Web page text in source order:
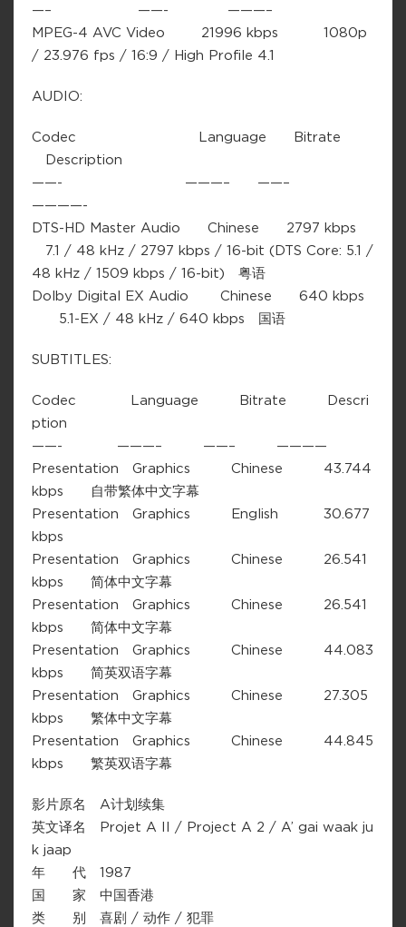
—– ——- ———–
MPEG-4 AVC Video 21996 kbps 1080p
/ 23.976 fps / 16:9 / High Profile 4.1
AUDIO:
Codec Language Bitrate
Description
——- ———– ——–
————-
DTS-HD Master Audio Chinese 2797 kbps
7.1 / 48 kHz / 2797 kbps / 16-bit (DTS Core: 5.1 /
48 kHz / 1509 kbps / 16-bit) 粤语
Dolby Digital EX Audio Chinese 640 kbps
5.1-EX / 48 kHz / 640 kbps 国语
SUBTITLES:
Codec Language Bitrate Descri
ption
——- ———– ——– ————
Presentation Graphics Chinese 43.744
kbps 自带繁体中文字幕
Presentation Graphics English 30.677
kbps
Presentation Graphics Chinese 26.541
kbps 简体中文字幕
Presentation Graphics Chinese 26.541
kbps 简体中文字幕
Presentation Graphics Chinese 44.083
kbps 简英双语字幕
Presentation Graphics Chinese 27.305
kbps 繁体中文字幕
Presentation Graphics Chinese 44.845
kbps 繁英双语字幕
影片原名 A计划续集
英文译名 Projet A II / Project A 2 / A’ gai waak ju
k jaap
年 代 1987
国 家 中国香港
类 别 喜剧 / 动作 / 犯罪